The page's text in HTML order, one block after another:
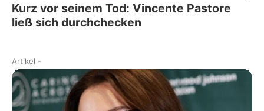
Kurz vor seinem Tod: Vincente Pastore
ließ sich durchchecken
Artikel -